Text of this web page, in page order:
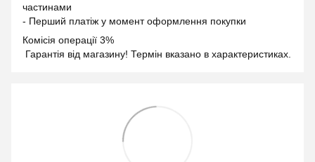
частинами
- Перший платіж у момент оформлення покупки
Комісія операції 3%
Гарантія від магазину! Термін вказано в характеристиках.